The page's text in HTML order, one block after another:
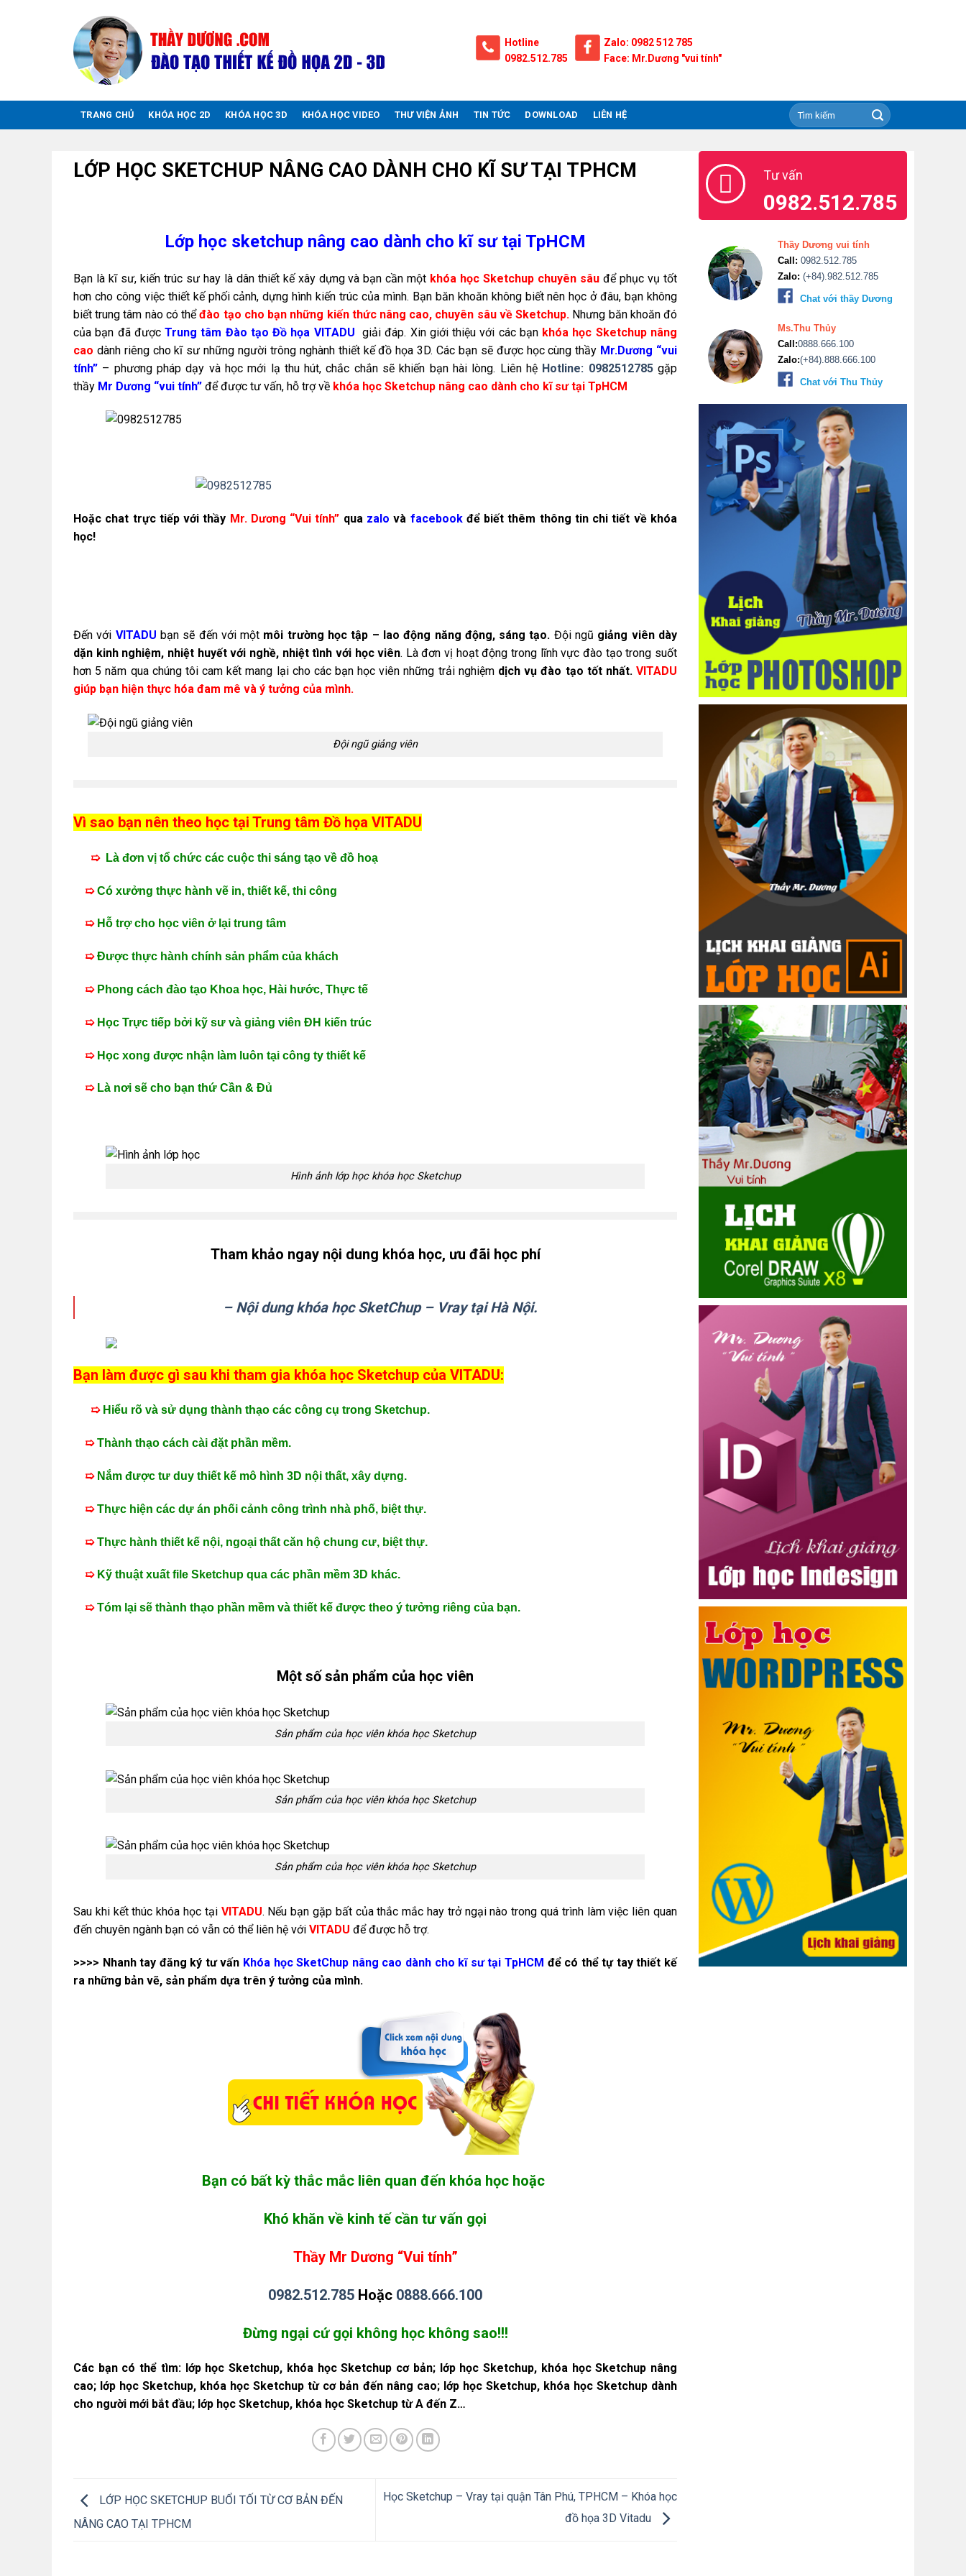
Hotline
0982.512.785
Zalo: 0982 512 785
Face: Mr.Dương "vui tính"
TRANG CHỦ KHÓA HỌC 2D KHÓA HỌC 3D KHÓA HỌC VIDEO THƯ VIỆN ẢNH TIN TỨC DOWNLOAD LIÊN HỆ
LỚP HỌC SKETCHUP NÂNG CAO DÀNH CHO KĨ SƯ TẠI TPHCM
Lớp học sketchup nâng cao dành cho kĩ sư tại TpHCM
Bạn là kĩ sư, kiến trúc sư hay là dân thiết kế xây dựng và bạn cần một khóa học Sketchup chuyên sâu để phục vụ tốt
hơn cho công việc thiết kế phối cảnh, dựng hình kiến trúc của mình. Bạn băn khoăn không biết nên học ở đâu, bạn không
biết trung tâm nào có thểđào tạo cho bạn những kiến thức nâng cao, chuyên sâu về Sketchup. Nhưng băn khoăn đó
của bạn đã đượcTrung tâm Đào tạo Đồ họa VITADU giải đáp. Xin giới thiệu với các bạn khóa học Sketchup nâng
cao dành riêng cho kĩ sư những người trông nghành thiết kế đồ họa 3D. Các bạn sẽ được học cùng thầy Mr.Dương “vui
tính” – phương pháp dạy và học mới lạ thu hút, chắc chắn sẽ khiến bạn hài lòng. Liên hệ Hotline: 0982512785gặp
thầy Mr Dương “vui tính” để được tư vấn, hỗ trợ về khóa học Sketchup nâng cao dành cho kĩ sư tại TpHCM
Hoặc chat trực tiếp với thầy Mr. Dương “Vui tính” qua zalo và facebookđể biết thêm thông tin chi tiết về khóa
học!
Đến với VITADU bạn sẽ đến với một môi trường học tập – lao động năng động, sáng tạo. Đội ngũ giảng viên dày
dặn kinh nghiệm, nhiệt huyết với nghề, nhiệt tình với học viên. Là đơn vị hoạt động trong lĩnh vực đào tạo trong suốt
hơn 5 năm qua chúng tôi cam kết mang lại cho các bạn học viên những trải nghiệm dịch vụ đào tạo tốt nhất. VITADU
giúp bạn hiện thực hóa đam mê và ý tưởng của mình.
Đội ngũ giảng viên
Vì sao bạn nên theo học tại Trung tâm Đồ họa VITADU
➯Là đơn vị tổ chức các cuộc thi sáng tạo về đồ hoạ
➯Có xưởng thực hành vẽ in, thiết kế, thi công
➯Hỗ trợ cho học viên ở lại trung tâm
➯Được thực hành chính sản phẩm của khách
➯Phong cách đào tạo Khoa học, Hài hước, Thực tế
➯Học Trực tiếp bởi kỹ sư và giảng viên ĐH kiến trúc
➯Học xong được nhận làm luôn tại công ty thiết kế
➯Là nơi sẽ cho bạn thứ Cần & Đủ
Hình ảnh lớp học khóa học Sketchup
Tham khảo ngay nội dung khóa học, ưu đãi học phí
– Nội dung khóa học SketChup – Vray tại Hà Nội.
Bạn làm được gì sau khi tham gia khóa học Sketchup của VITADU:
➯Hiểu rõ và sử dụng thành thạo các công cụ trong Sketchup.
➯Thành thạo cách cài đặt phần mềm.
➯Nắm được tư duy thiết kế mô hình 3D nội thất, xây dựng.
➯Thực hiện các dự án phối cảnh công trình nhà phố, biệt thự.
➯Thực hành thiết kế nội, ngoại thất căn hộ chung cư, biệt thự.
➯Kỹ thuật xuất file Sketchup qua các phần mềm 3D khác.
➯Tóm lại sẽ thành thạo phần mềm và thiết kế được theo ý tưởng riêng của bạn.
Một số sản phẩm của học viên
Sản phẩm của học viên khóa học Sketchup
Sản phẩm của học viên khóa học Sketchup
Sản phẩm của học viên khóa học Sketchup
Sau khi kết thúc khóa học tại VITADU. Nếu bạn gặp bất của thắc mắc hay trở ngại nào trong quá trình làm việc liên quan
đến chuyên ngành bạn có vẫn có thể liên hệ với VITADU để được hỗ trợ.
>>>> Nhanh tay đăng ký tư vấn Khóa học SketChup nâng cao dành cho kĩ sư tại TpHCM để có thể tự tay thiết kế
ra những bản vẽ, sản phẩm dựa trên ý tưởng của mình.
Bạn có bất kỳ thắc mắc liên quan đến khóa học hoặc
Khó khăn về kinh tế cần tư vấn gọi
Thầy Mr Dương “Vui tính”
0982.512.785 Hoặc 0888.666.100
Đừng ngại cứ gọi không học không sao!!!
Các bạn có thể tìm: lớp học Sketchup, khóa học Sketchup cơ bản; lớp học Sketchup, khóa học Sketchup nâng
cao; lớp học Sketchup, khóa học Sketchup từ cơ bản đến nâng cao; lớp học Sketchup, khóa học Sketchup dành
cho người mới bắt đầu; lớp học Sketchup, khóa học Sketchup từ A đến Z…
LỚP HỌC SKETCHUP BUỔI TỐI TỪ CƠ BẢN ĐẾN
NÂNG CAO TẠI TPHCM
Học Sketchup – Vray tại quận Tân Phú, TPHCM – Khóa học
đồ họa 3D Vitadu
Tư vấn
0982.512.785
Thầy Dương vui tính
Call: 0982.512.785
Zalo: (+84).982.512.785
Chat với thầy Dương
Ms.Thu Thủy
Call:0888.666.100
Zalo:(+84).888.666.100
Chat với Thu Thủy